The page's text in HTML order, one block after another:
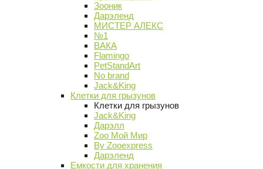
Зооник
Дарэленд
МИСТЕР АЛЕКС
№1
ВАКА
Flamingo
PetStandArt
No brand
Jack&King
Клетки для грызунов
Клетки для грызунов
Jack&King
Дарэлл
Zoo Мой Мир
By Zooexpress
Дарэленд
Емкости для хранения